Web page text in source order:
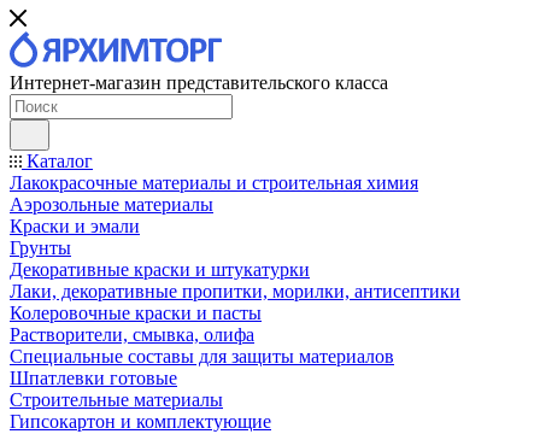
Интернет-магазин представительского класса
Каталог
Лакокрасочные материалы и строительная химия
Аэрозольные материалы
Краски и эмали
Грунты
Декоративные краски и штукатурки
Лаки, декоративные пропитки, морилки, антисептики
Колеровочные краски и пасты
Растворители, смывка, олифа
Специальные составы для защиты материалов
Шпатлевки готовые
Строительные материалы
Гипсокартон и комплектующие